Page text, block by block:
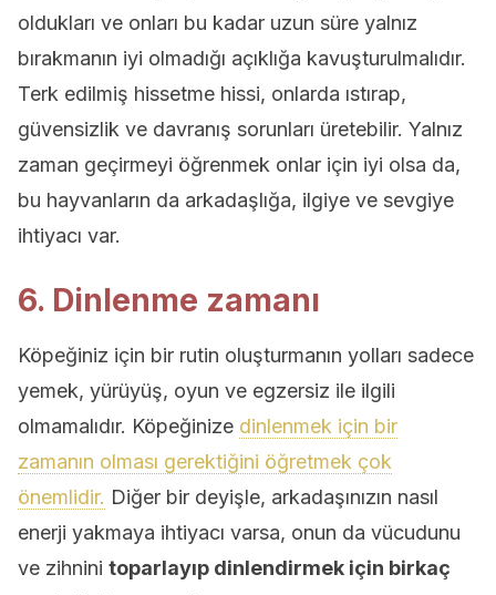
oldukları ve onları bu kadar uzun süre yalnız
bırakmanın iyi olmadığı açıklığa kavuşturulmalıdır.
Terk edilmiş hissetme hissi, onlarda ıstırap,
güvensizlik ve davranış sorunları üretebilir. Yalnız
zaman geçirmeyi öğrenmek onlar için iyi olsa da,
bu hayvanların da arkadaşlığa, ilgiye ve sevgiye
ihtiyacı var.
6. Dinlenme zamanı
Köpeğiniz için bir rutin oluşturmanın yolları sadece
yemek, yürüyüş, oyun ve egzersiz ile ilgili
olmamalıdır. Köpeğinize dinlenmek için bir
zamanın olması gerektiğini öğretmek çok
önemlidir. Diğer bir deyişle, arkadaşınızın nasıl
enerji yakmaya ihtiyacı varsa, onun da vücudunu
ve zihnini toparlayıp dinlendirmek için birkaç